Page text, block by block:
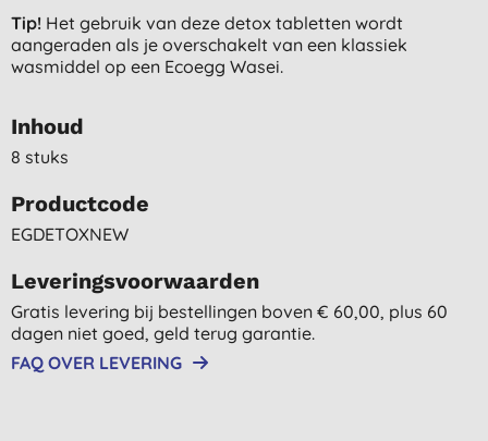
Tip! Het gebruik van deze detox tabletten wordt
aangeraden als je overschakelt van een klassiek
wasmiddel op een Ecoegg Wasei.
Inhoud
8 stuks
Productcode
EGDETOXNEW
Leveringsvoorwaarden
Gratis levering bij bestellingen boven € 60,00, plus 60
dagen niet goed, geld terug garantie.
FAQ OVER LEVERING